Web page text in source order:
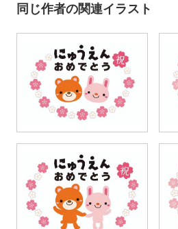
同じ作者の関連イラスト